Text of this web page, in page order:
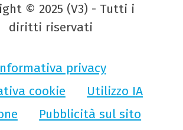
© 2025 (V3) - Tutti i
diritti riservati
privacy
cookie
Utilizzo IA
Pubblicità sul sito